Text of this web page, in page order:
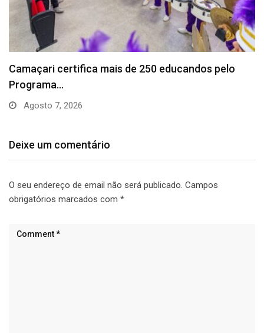
Vitória x Athletico: onde assistir, horário e
prováveis…
Deixe um comentário
O seu endereço de email não será publicado. Campos
obrigatórios marcados com *